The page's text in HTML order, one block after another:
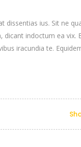
dissentias ius. Sit ne
dicant indoctum ea vix.
iracundia te.